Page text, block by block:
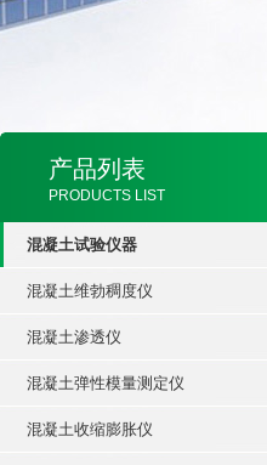
产品列表
PRODUCTS LIST
混凝土试验仪器
混凝土维勃稠度仪
混凝土渗透仪
混凝土弹性模量测定仪
混凝土收缩膨胀仪